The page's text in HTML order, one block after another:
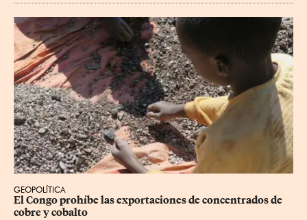
GEOPOLÍTICA
El Congo prohíbe las exportaciones de concentrados de
cobre y cobalto